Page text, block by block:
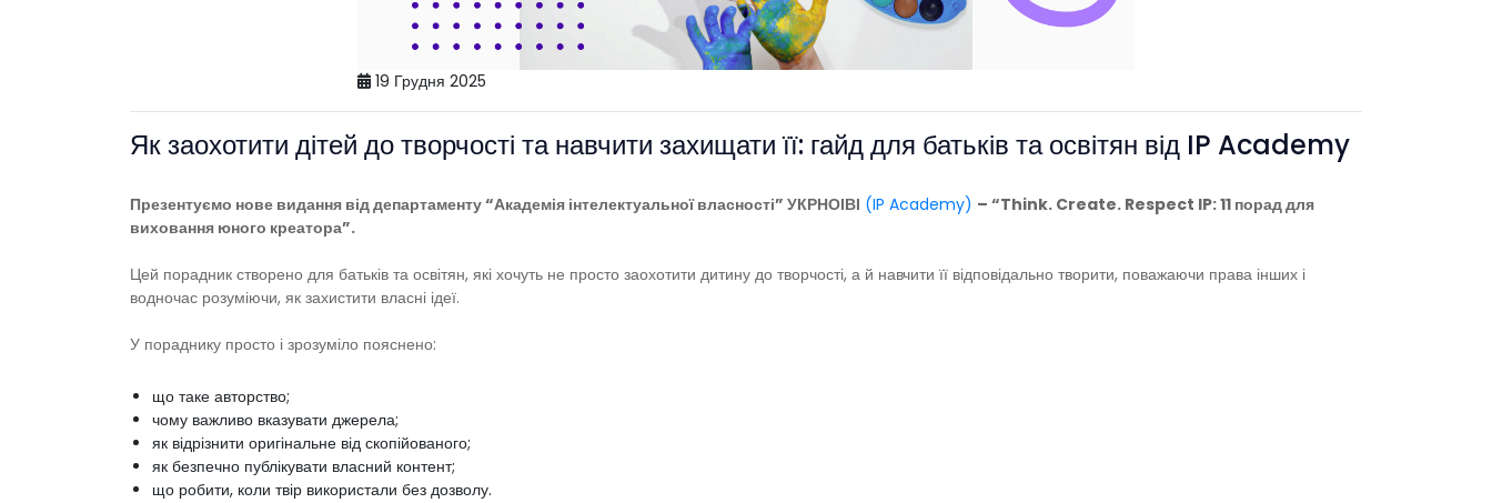
19 Грудня 2025
Як заохотити дітей до творчості та навчити захищати її: гайд для батьків та освітян від IP Academy
Презентуємо нове видання від департаменту “Академія інтелектуальної власності” УКРНОІВІ (IP Academy) – “Think. Create. Respect IP: 11 порад для
виховання юного креатора”.
Цей порадник створено для батьків та освітян, які хочуть не просто заохотити дитину до творчості, а й навчити її відповідально творити, поважаючи права інших і
водночас розуміючи, як захистити власні ідеї.
У пораднику просто і зрозуміло пояснено:
що таке авторство;
чому важливо вказувати джерела;
як відрізнити оригінальне від скопійованого;
як безпечно публікувати власний контент;
що робити, коли твір використали без дозволу.